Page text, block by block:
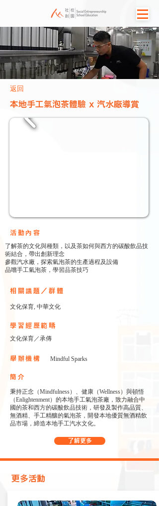
返回
本地手工氣泡茶體驗 x 汽水廠導賞
​活動內容
了解茶的文化與種類，以及茶如何與西方的碳酸飲品技
術結合，帶出創新理念
參觀汽水廠，探索氣泡茶的生產過程及設備
品嚐手工氣泡茶，學習品茶技巧
相關議題／群體
文化保育, 中華文化
學習經歷範疇
文化保育／承傳
Mindful Sparks
舉辦機構
簡介
秉持正念（Mindfulness）、健康（Wellness）與頓悟
（Enlightenment）的本地手工氣泡茶廠，致力融合中
國的茶和西方的碳酸飲品技術，研發及製作高品質、
無酒精、手工精釀的氣泡茶，開發本地優質無酒精飲
品市場，締造本地手工汽水文化。
了解更多
​更多活動